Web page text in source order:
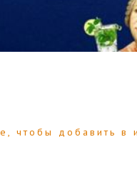
чтобы добавить в